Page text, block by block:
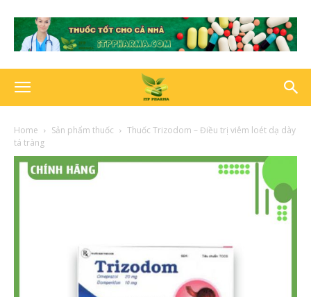
Home Sản phẩm thuốc
Thuốc Trizodom – Điều trị viêm loét dạ dày
tá tràng